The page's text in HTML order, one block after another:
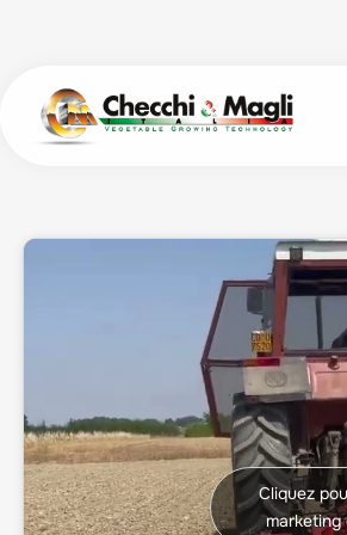
Cliquez